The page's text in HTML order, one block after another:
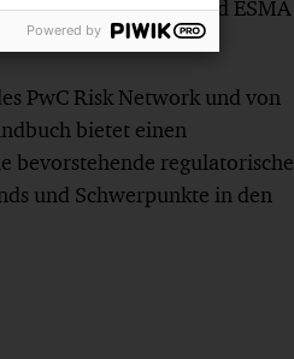
Berichte der EBA und ESMA
PwC Risk Network und von
bietet einen
bevorstehende regulatorische
und Schwerpunkte in den
Powered by